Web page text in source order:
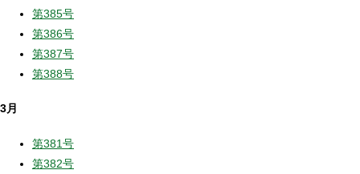
第385号
第386号
第387号
第388号
3月
第381号
第382号